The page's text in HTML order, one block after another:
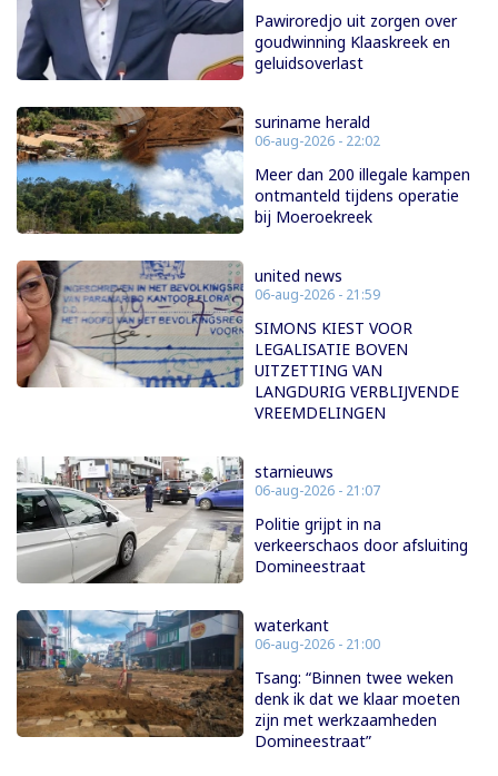
Pawiroredjo uit zorgen over
goudwinning Klaaskreek en
geluidsoverlast
suriname herald
06-aug-2026 - 22:02
Meer dan 200 illegale kampen
ontmanteld tijdens operatie
bij Moeroekreek
united news
06-aug-2026 - 21:59
SIMONS KIEST VOOR
LEGALISATIE BOVEN
UITZETTING VAN
LANGDURIG VERBLIJVENDE
VREEMDELINGEN
starnieuws
06-aug-2026 - 21:07
Politie grijpt in na
verkeerschaos door afsluiting
Domineestraat
waterkant
06-aug-2026 - 21:00
Tsang: “Binnen twee weken
denk ik dat we klaar moeten
zijn met werkzaamheden
Domineestraat”